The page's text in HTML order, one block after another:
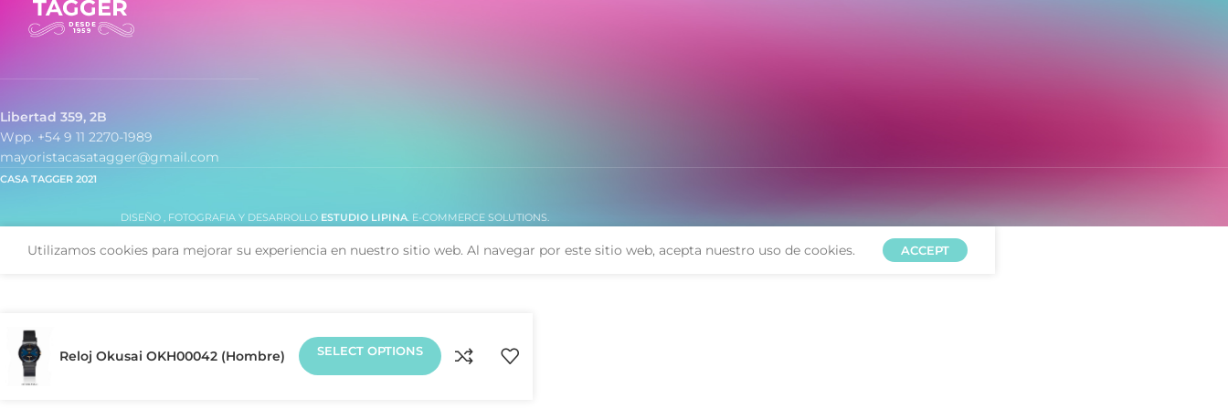
Libertad 359, 2B
Wpp. +54 9 11 2270-1989
mayoristacasatagger@gmail.com
CASA TAGGER 2021
DISEÑO , FOTOGRAFIA Y DESARROLLO ESTUDIO LIPINA. E-COMMERCE SOLUTIONS.
Utilizamos cookies para mejorar su experiencia en nuestro sitio web. Al navegar por este sitio web, acepta nuestro uso de cookies. ACCEPT
Reloj Okusai OKH00042 (Hombre) SELECT OPTIONS